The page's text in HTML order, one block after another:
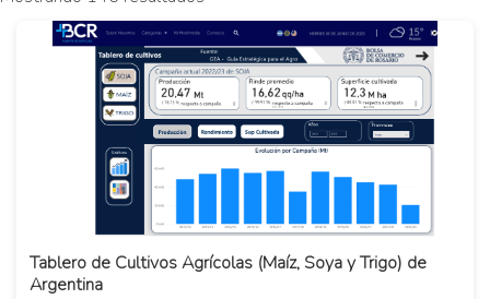
Tablero de Cultivos Agrícolas (Maíz, Soya y Trigo) de
Argentina